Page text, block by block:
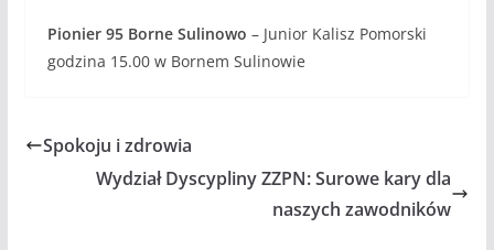
Pionier 95 Borne Sulinowo – Junior Kalisz Pomorski
godzina 15.00 w Bornem Sulinowie
Spokoju i zdrowia
Wydział Dyscypliny ZZPN: Surowe kary dla
naszych zawodników